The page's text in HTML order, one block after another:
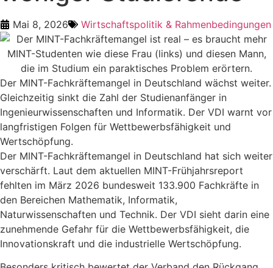
Mai 8, 2026 Wirtschaftspolitik & Rahmenbedingungen
Der MINT-Fachkräftemangel in Deutschland wächst weiter.
Gleichzeitig sinkt die Zahl der Studienanfänger in
Ingenieurwissenschaften und Informatik. Der VDI warnt vor
langfristigen Folgen für Wettbewerbsfähigkeit und
Wertschöpfung.
Der MINT-Fachkräftemangel in Deutschland hat sich weiter
verschärft. Laut dem aktuellen MINT-Frühjahrsreport
fehlten im März 2026 bundesweit 133.900 Fachkräfte in
den Bereichen Mathematik, Informatik,
Naturwissenschaften und Technik. Der VDI sieht darin eine
zunehmende Gefahr für die Wettbewerbsfähigkeit, die
Innovationskraft und die industrielle Wertschöpfung.